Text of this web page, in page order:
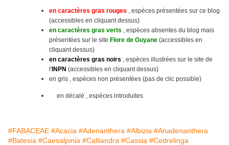
en caractères gras rouges , espèces présentées sur ce blog
(accessibles en cliquant dessus)
en caractères gras verts , espèces absentes du blog mais
présentées sur le site Flore de Guyane (accessibles en
cliquant dessus)
en caractères gras noirs , espèces illustrées sur le site de
l' INPN (accessibles en cliquant dessus)
en gris , espèces non présentées (pas de clic possible)
en décalé , espèces introduites
#FABACEAE #Acacia #Adenanthera #Albizia #Anadenanthera
#Batesia #Caesalpinia #Calliandra #Cassia #Cedrelinga